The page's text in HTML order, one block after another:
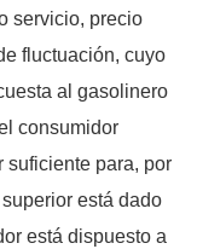
servicio, precio
fluctuación, cuyo
al gasolinero
consumidor
suficiente para, por
está dado
está dispuesto a